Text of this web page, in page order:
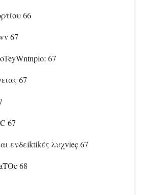
66
67
67
67
67
ενδεiktikές λυχvieç 67
68